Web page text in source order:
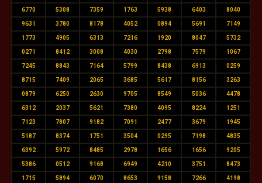
6770 5308 7359 1763 5938 6403 8040
9631 3780 8178 4052 0894 5691 7149
1773 4905 6313 7216 1920 8047 5732
0271 8412 3008 4030 2798 7579 1067
7245 8843 7164 5799 8438 6913 0259
8715 7409 2065 3685 5617 8156 3263
0879 6250 2630 9705 8549 5036 4478
6312 2037 5621 7380 4095 8224 1251
7123 7807 9182 7091 2477 3679 1945
5187 8374 1751 3504 0295 7198 4835
6392 5972 8485 2978 1656 1656 9205
5386 0512 9168 6949 4210 3751 8473
1715 5894 6070 8653 9158 7266 4198